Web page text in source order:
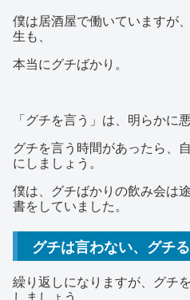
僕は居酒屋で働いていますが
生も、
本当にグチばかり。
「グチを言う」は、明らかに
グチを言う時間があったら、
にしましょう。
僕は、グチばかりの飲み会は
書をしていました。
グチは言わない、グチ
繰り返しになりますが、グチ